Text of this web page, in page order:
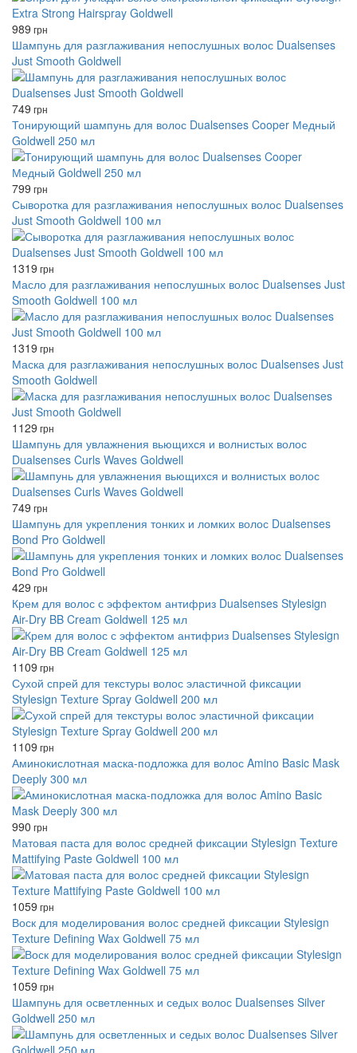
989 грн
Шампунь для разглаживания непослушных волос Dualsenses
Just Smooth Goldwell
749 грн
Тонирующий шампунь для волос Dualsenses Cooper Медный
Goldwell 250 мл
799 грн
Сыворотка для разглаживания непослушных волос Dualsenses
Just Smooth Goldwell 100 мл
1319 грн
Масло для разглаживания непослушных волос Dualsenses Just
Smooth Goldwell 100 мл
1319 грн
Маска для разглаживания непослушных волос Dualsenses Just
Smooth Goldwell
1129 грн
Шампунь для увлажнения вьющихся и волнистых волос
Dualsenses Curls Waves Goldwell
749 грн
Шампунь для укрепления тонких и ломких волос Dualsenses
Bond Pro Goldwell
429 грн
Крем для волос с эффектом антифриз Dualsenses Stylesign
Air-Dry BB Cream Goldwell 125 мл
1109 грн
Сухой спрей для текстуры волос эластичной фиксации
Stylesign Texture Spray Goldwell 200 мл
1109 грн
Аминокислотная маска-подложка для волос Amino Basic Mask
Deeply 300 мл
990 грн
Матовая паста для волос средней фиксации Stylesign Texture
Mattifying Paste Goldwell 100 мл
1059 грн
Воск для моделирования волос средней фиксации Stylesign
Texture Defining Wax Goldwell 75 мл
1059 грн
Шампунь для осветленных и седых волос Dualsenses Silver
Goldwell 250 мл